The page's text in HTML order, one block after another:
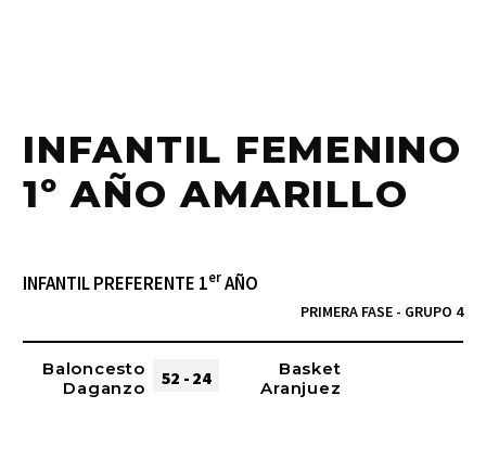
INFANTIL FEMENINO
1º AÑO AMARILLO
INFANTIL PREFERENTE 1erAÑO
PRIMERA FASE - GRUPO 4
Baloncesto
Daganzo
52 - 24
Basket
Aranjuez